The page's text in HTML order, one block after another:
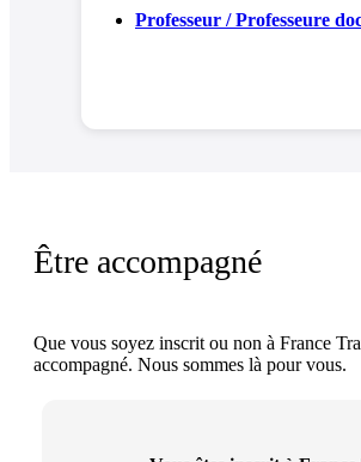
Professeur / Professeure
Être accompagné
Que vous soyez inscrit ou non à France
accompagné. Nous sommes là pour vous.